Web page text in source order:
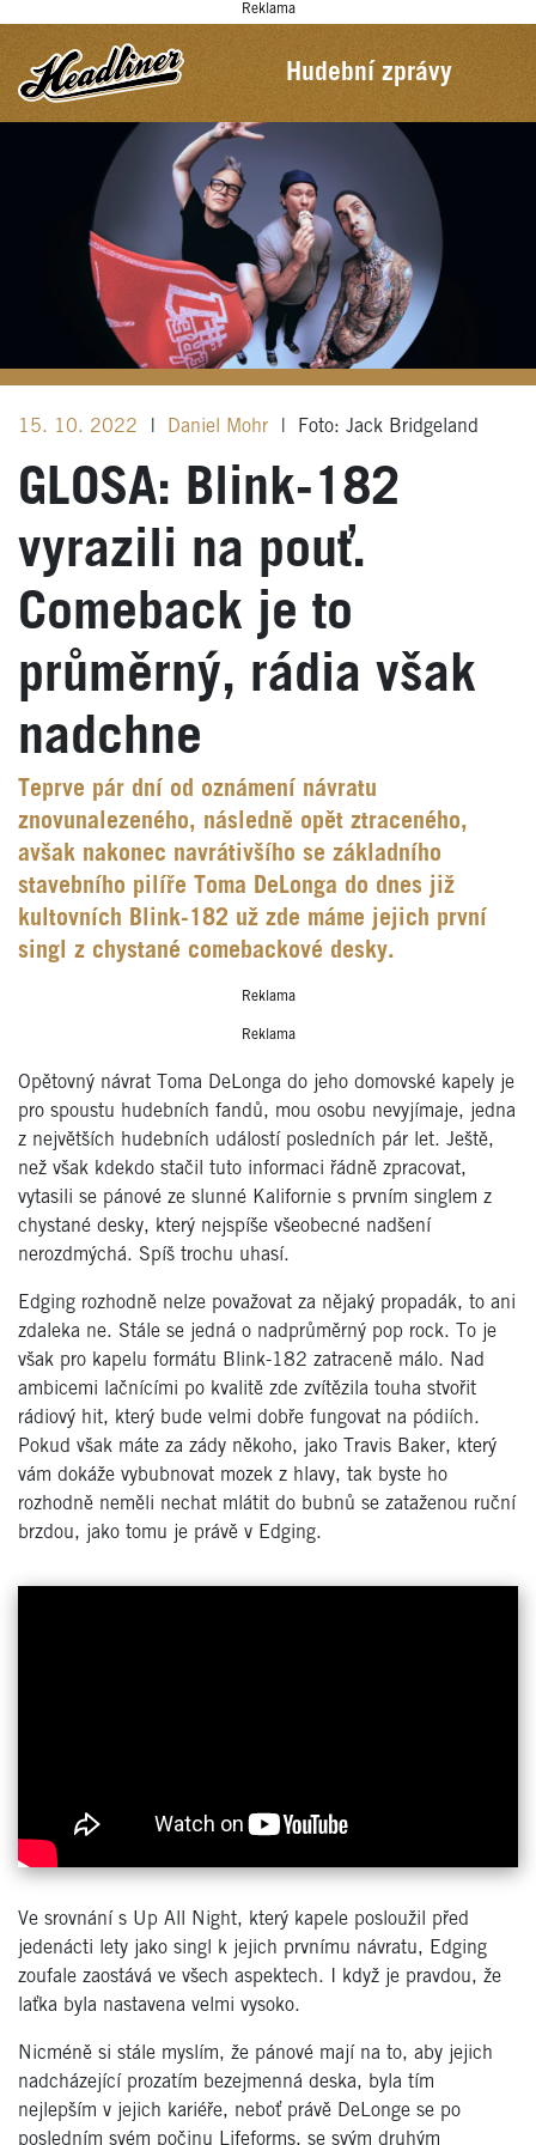
Reklama
Hudební zprávy
15. 10. 2022 Daniel Mohr Foto: Jack Bridgeland
GLOSA: Blink-182
vyrazili na pouť.
Comeback je to
průměrný, rádia však
nadchne
Teprve pár dní od oznámení návratu
znovunalezeného, následně opět ztraceného,
avšak nakonec navrátivšího se základního
stavebního pilíře Toma DeLonga do dnes již
kultovních Blink-182 už zde máme jejich první
singl z chystané comebackové desky.
Reklama
Reklama
Opětovný návrat Toma DeLonga do jeho domovské kapely je
pro spoustu hudebních fandů, mou osobu nevyjímaje, jedna
z největších hudebních událostí posledních pár let. Ještě,
než však kdekdo stačil tuto informaci řádně zpracovat,
vytasili se pánové ze slunné Kalifornie s prvním singlem z
chystané desky, který nejspíše všeobecné nadšení
nerozdmýchá. Spíš trochu uhasí.
Edging rozhodně nelze považovat za nějaký propadák, to ani
zdaleka ne. Stále se jedná o nadprůměrný pop rock. To je
však pro kapelu formátu Blink-182 zatraceně málo. Nad
ambicemi lačnícími po kvalitě zde zvítězila touha stvořit
rádiový hit, který bude velmi dobře fungovat na pódiích.
Pokud však máte za zády někoho, jako Travis Baker, který
vám dokáže vybubnovat mozek z hlavy, tak byste ho
rozhodně neměli nechat mlátit do bubnů se zataženou ruční
brzdou, jako tomu je právě v Edging.
Ve srovnání s Up All Night, který kapele posloužil před
jedenácti lety jako singl k jejich prvnímu návratu, Edging
zoufale zaostává ve všech aspektech. I když je pravdou, že
laťka byla nastavena velmi vysoko.
Nicméně si stále myslím, že pánové mají na to, aby jejich
nadcházející prozatím bezejmenná deska, byla tím
nejlepším v jejich kariéře, neboť právě DeLonge se po
posledním svém počinu Lifeforms, se svým druhým